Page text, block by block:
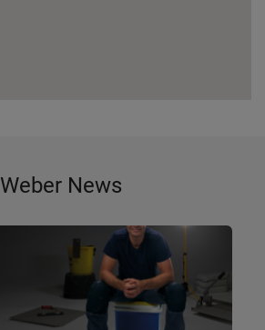
Weber News